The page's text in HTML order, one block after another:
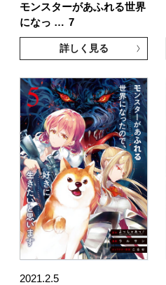
モンスターがあふれる世界
になっ … 7
詳しく見る
2021.2.5